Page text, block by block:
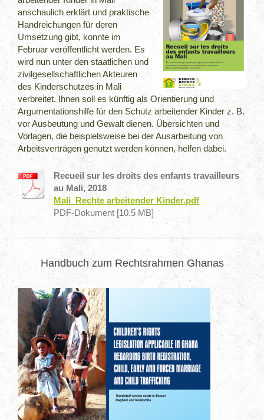
anschaulich erklärt und praktische
Handreichungen für deren
Umsetzung gibt, konnte im
Februar veröffentlicht werden. Es
wird nun unter den staatlichen und
zivilgesellschaftlichen Akteuren
des Kinderschutzes in Mali
verbreitet. Ihnen soll es künftig als Orientierung und
Argumentationshilfe für den Schutz arbeitender Kinder z. B.
vor Ausbeutung und Gewalt dienen. Übersichten und
Vorlagen, die beispielsweise bei der Ausarbeitung von
Arbeitsverträgen genutzt werden können, helfen dabei.
Recueil sur les droits des enfants travailleurs
au Mali, 2018
Mali_Rechte arbeitender Kinder.pdf
PDF-Dokument [10.5 MB]
Handbuch zum Rechtsrahmen Ghanas